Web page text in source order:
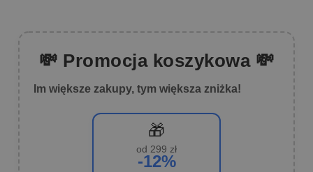
💸 Promocja koszykowa 💸
Im większe zakupy, tym większa zniżka!
🎁
od 299 zł
-12%